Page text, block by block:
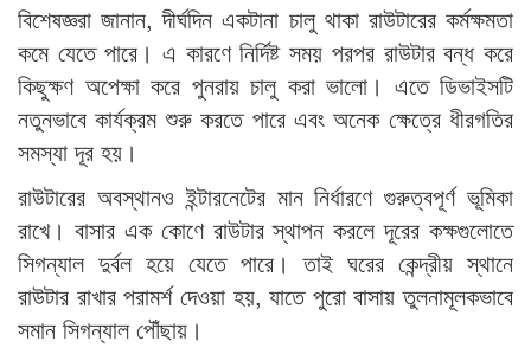
বিশেষজ্ঞরা জানান, দীর্ঘদিন একটানা চালু থাকা রাউটারের কর্মক্ষমতা
কমে যেতে পারে। এ কারণে নির্দিষ্ট সময় পরপর রাউটার বন্ধ করে
কিছুক্ষণ অপেক্ষা করে পুনরায় চালু করা ভালো। এতে ডিভাইসটি
নতুনভাবে কার্যক্রম শুরু করতে পারে এবং অনেক ক্ষেত্রে ধীরগতির
সমস্যা দূর হয়।
রাউটারের অবস্থানও ইন্টারনেটের মান নির্ধারণে গুরুত্বপূর্ণ ভূমিকা
রাখে। বাসার এক কোণে রাউটার স্থাপন করলে দূরের কক্ষগুলোতে
সিগন্যাল দুর্বল হয়ে যেতে পারে। তাই ঘরের কেন্দ্রীয় স্থানে
রাউটার রাখার পরামর্শ দেওয়া হয়, যাতে পুরো বাসায় তুলনামূলকভাবে
সমান সিগন্যাল পৌঁছায়।